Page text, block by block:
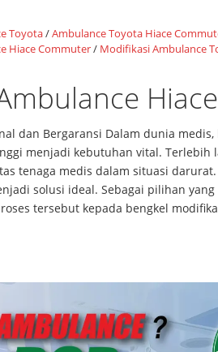
Toyota/Ambulance Toyota Hiace
Hiace Commuter/ Modifikasi Ambulance
Hiace
dan Bergaransi Dalam dunia medis,
menjadi kebutuhan vital. Terlebih
tenaga medis dalam situasi
solusi ideal. Sebagai pilihan
tersebut kepada bengkel